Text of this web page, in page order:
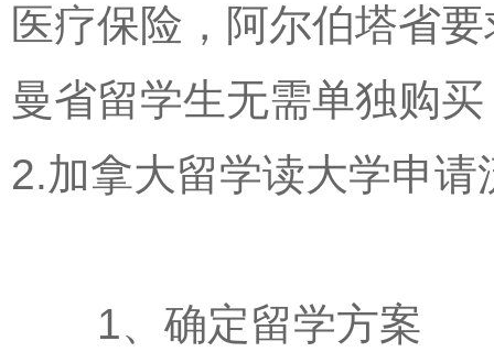
医疗保险，阿尔伯塔省
曼省留学生无需单独购
2.加拿大留学读大学申请
1、确定留学方案